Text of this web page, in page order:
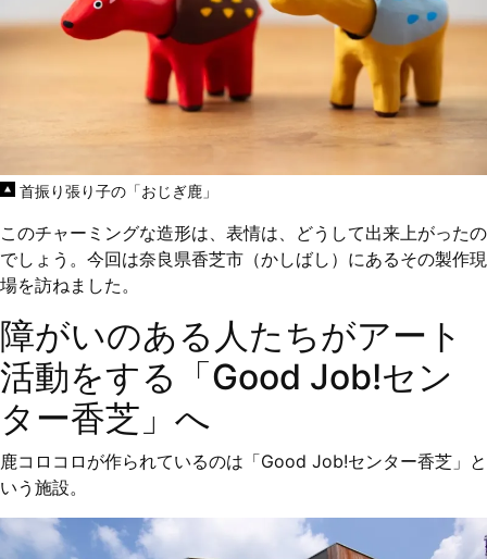
首振り張り子の「おじぎ鹿」
このチャーミングな造形は、表情は、どうして出来上がったの
でしょう。今回は奈良県香芝市（かしばし）にあるその製作現
場を訪ねました。
障がいのある人たちがアート
活動をする「Good Job!セン
ター香芝」へ
鹿コロコロが作られているのは「Good Job!センター香芝」と
いう施設。